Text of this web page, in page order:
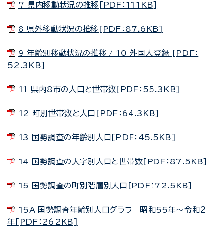
7 県内移動状況の推移[PDF：111KB]
8 県外移動状況の推移[PDF：87.6KB]
9 年齢別移動状況の推移 / 10 外国人登録 [PDF：
52.3KB]
11 県内8市の人口と世帯数[PDF：55.3KB]
12 町別世帯数と人口[PDF：64.3KB]
13 国勢調査の年齢別人口[PDF：45.5KB]
14 国勢調査の大字別人口と世帯数[PDF：87.5KB]
15 国勢調査の町別階層別人口[PDF：72.5KB]
15A 国勢調査年齢別人口グラフ 昭和55年～令和２
年[PDF：262KB]